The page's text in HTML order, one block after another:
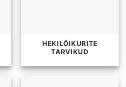
HEKILÕIKURITE
TARVIKUD